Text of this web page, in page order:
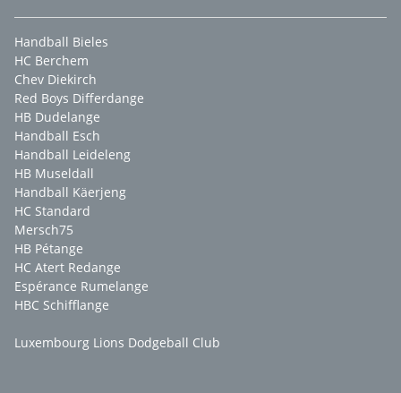
Handball Bieles
HC Berchem
Chev Diekirch
Red Boys Differdange
HB Dudelange
Handball Esch
Handball Leideleng
HB Museldall
Handball Käerjeng
HC Standard
Mersch75
HB Pétange
HC Atert Redange
Espérance Rumelange
HBC Schifflange
Luxembourg Lions Dodgeball Club